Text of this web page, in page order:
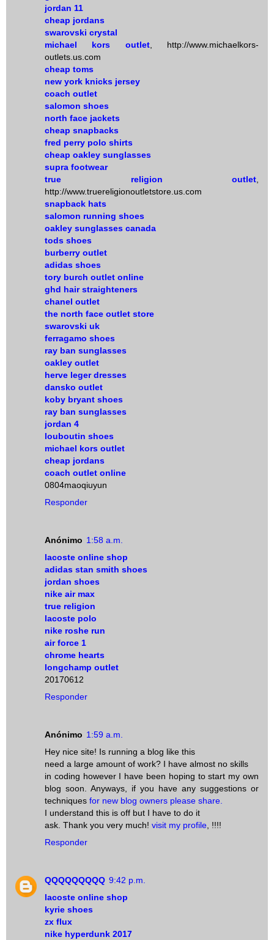
jordan 11
cheap jordans
swarovski crystal
michael kors outlet, http://www.michaelkors-
outlets.us.com
cheap toms
new york knicks jersey
coach outlet
salomon shoes
north face jackets
cheap snapbacks
fred perry polo shirts
cheap oakley sunglasses
supra footwear
true religion outlet,
http://www.truereligionoutletstore.us.com
snapback hats
salomon running shoes
oakley sunglasses canada
tods shoes
burberry outlet
adidas shoes
tory burch outlet online
ghd hair straighteners
chanel outlet
the north face outlet store
swarovski uk
ferragamo shoes
ray ban sunglasses
oakley outlet
herve leger dresses
dansko outlet
koby bryant shoes
ray ban sunglasses
jordan 4
louboutin shoes
michael kors outlet
cheap jordans
coach outlet online
0804maoqiuyun
Responder
Anónimo 1:58 a.m.
lacoste online shop
adidas stan smith shoes
jordan shoes
nike air max
true religion
lacoste polo
nike roshe run
air force 1
chrome hearts
longchamp outlet
20170612
Responder
Anónimo 1:59 a.m.
Hey nice site! Is running a blog like this
need a large amount of work? I have almost no skills
in coding however I have been hoping to start my own
blog soon. Anyways, if you have any suggestions or
techniques for new blog owners please share.
I understand this is off but I have to do it
ask. Thank you very much! visit my profile , !!!!
Responder
QQQQQQQQQ 9:42 p.m.
lacoste online shop
kyrie shoes
zx flux
nike hyperdunk 2017